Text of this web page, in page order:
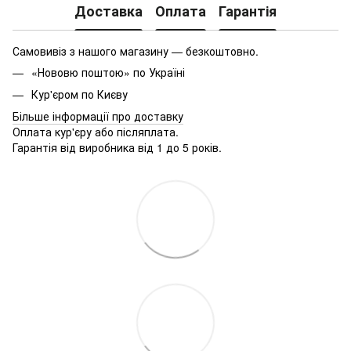
Доставка Оплата Гарантія
Самовивіз з нашого магазину — безкоштовно.
«Нововю поштою» по Україні
Кур'єром по Києву
Більше інформації про доставку
Оплата кур'єру або післяплата.
Гарантія від виробника від 1 до 5 років.